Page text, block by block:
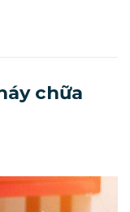
chữa